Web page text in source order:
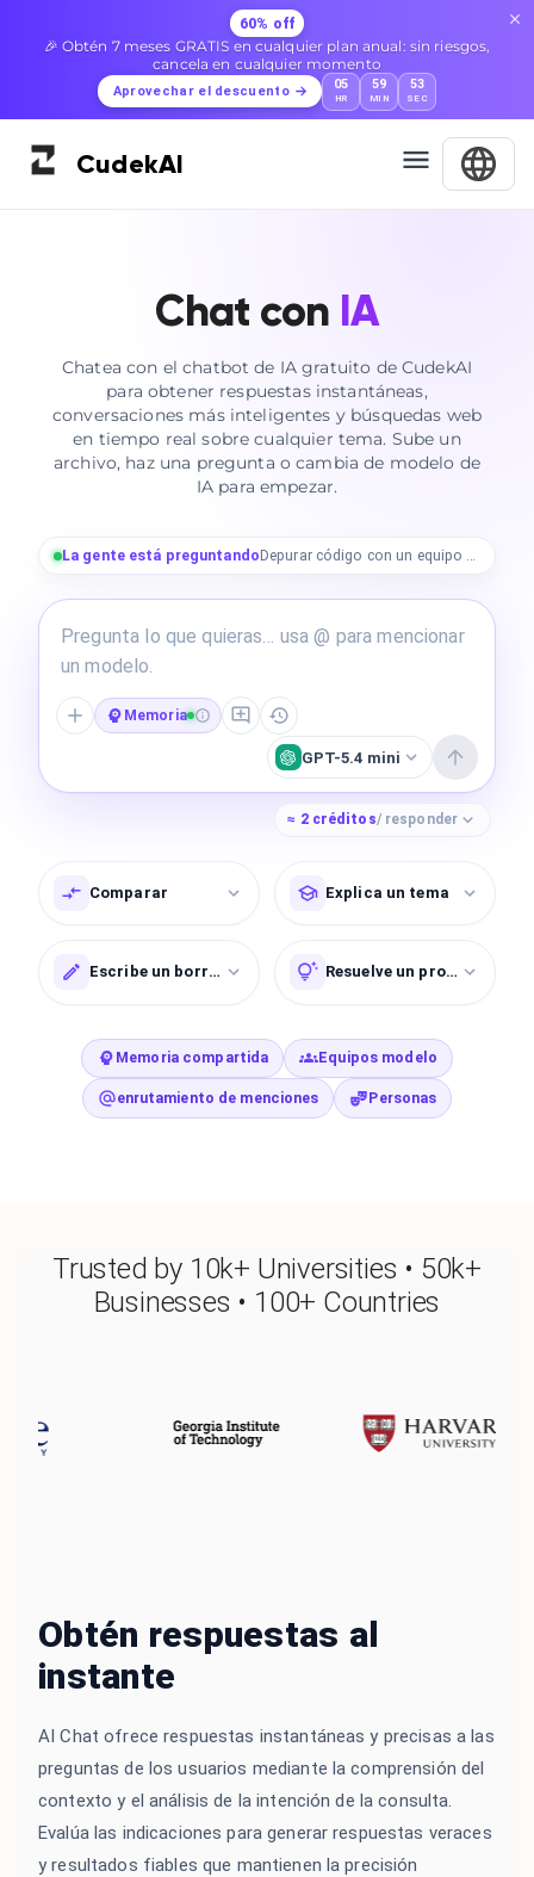
60% off
🎉 Obtén 7 meses GRATIS en cualquier plan anual: sin riesgos,
cancela en cualquier momento
Aprovechar el descuento 05
HR
59
MIN
52
SEC
CudekAI
Chat con IA
Chatea con el chatbot de IA gratuito de CudekAI
para obtener respuestas instantáneas,
conversaciones más inteligentes y búsquedas web
en tiempo real sobre cualquier tema. Sube un
archivo, haz una pregunta o cambia de modelo de
IA para empezar.
La gente está preguntando Depurar código con un equipo de programadores
Memoria
GPT-5.4 mini
≈ 2 créditos/ responder
Comparar Explica un tema
Escribe un borrador Resuelve un problema
Memoria compartida Equipos modelo
enrutamiento de menciones Personas
Trusted by 10k+ Universities • 50k+
Businesses • 100+ Countries
Obtén respuestas al
instante
AI Chat ofrece respuestas instantáneas y precisas a las
preguntas de los usuarios mediante la comprensión del
contexto y el análisis de la intención de la consulta.
Evalúa las indicaciones para generar respuestas veraces
y resultados fiables que mantienen la precisión